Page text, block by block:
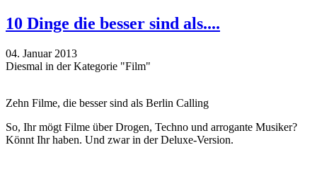
10 Dinge die besser sind als....
04. Januar 2013
Diesmal in der Kategorie "Film"
Zehn Filme, die besser sind als Berlin Calling
So, Ihr mögt Filme über Drogen, Techno und arrogante Musiker?
Könnt Ihr haben. Und zwar in der Deluxe-Version.